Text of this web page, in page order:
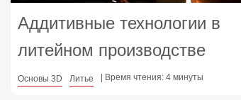
Аддитивные технологии в
литейном производстве
Основы 3D Литье | Время чтения: 4 минуты